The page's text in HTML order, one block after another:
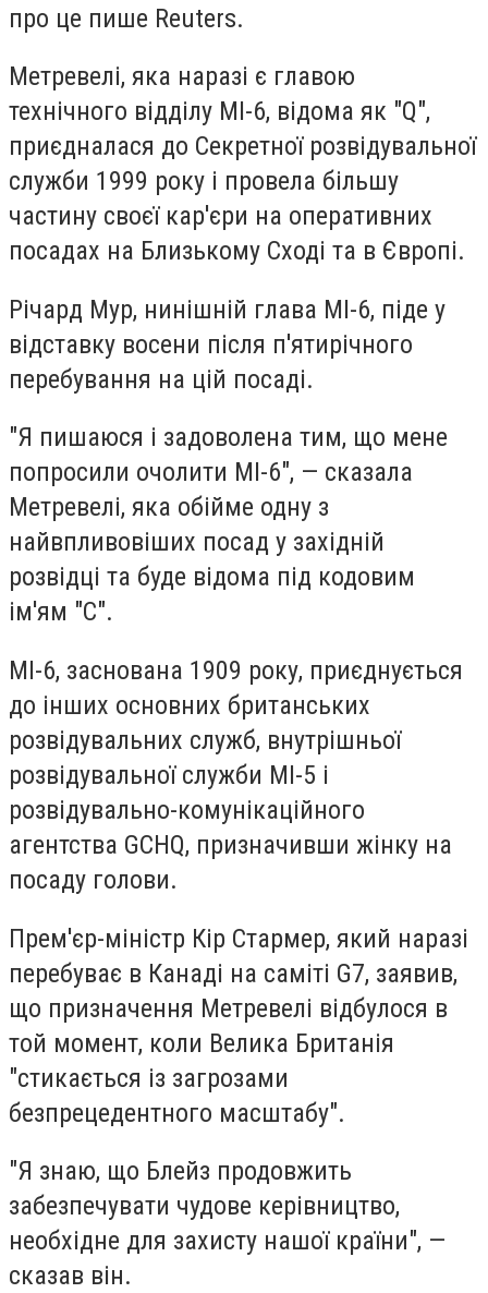
про це пише Reuters.
Метревелі, яка наразі є главою
технічного відділу МІ-6, відома як "Q",
приєдналася до Секретної розвідувальної
служби 1999 року і провела більшу
частину своєї кар'єри на оперативних
посадах на Близькому Сході та в Європі.
Річард Мур, нинішній глава МІ-6, піде у
відставку восени після п'ятирічного
перебування на цій посаді.
"Я пишаюся і задоволена тим, що мене
попросили очолити МІ-6", — сказала
Метревелі, яка обійме одну з
найвпливовіших посад у західній
розвідці та буде відома під кодовим
ім'ям "С".
МІ-6, заснована 1909 року, приєднується
до інших основних британських
розвідувальних служб, внутрішньої
розвідувальної служби МІ-5 і
розвідувально-комунікаційного
агентства GCHQ, призначивши жінку на
посаду голови.
Прем'єр-міністр Кір Стармер, який наразі
перебуває в Канаді на саміті G7, заявив,
що призначення Метревелі відбулося в
той момент, коли Велика Британія
"стикається із загрозами
безпрецедентного масштабу".
"Я знаю, що Блейз продовжить
забезпечувати чудове керівництво,
необхідне для захисту нашої країни", —
сказав він.